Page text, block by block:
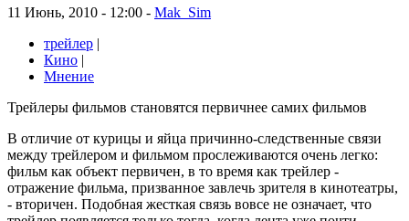
11 Июнь, 2010 - 12:00 - Mak_Sim
трейлер |
Кино |
Мнение
Трейлеры фильмов становятся первичнее самих фильмов
В отличие от курицы и яйца причинно-следственные связи
между трейлером и фильмом прослеживаются очень легко:
фильм как объект первичен, в то время как трейлер -
отражение фильма, призванное завлечь зрителя в кинотеатры,
- вторичен. Подобная жесткая связь вовсе не означает, что